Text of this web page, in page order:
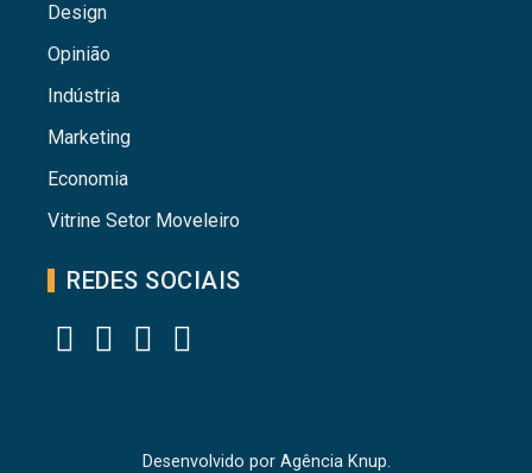
Design
Opinião
Indústria
Marketing
Economia
Vitrine Setor Moveleiro
REDES SOCIAIS
Desenvolvido por Agência Knup.